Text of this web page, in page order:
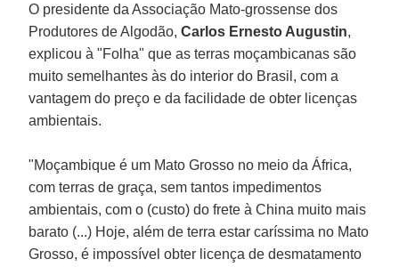
O presidente da Associação Mato-grossense dos
Produtores de Algodão,Carlos Ernesto Augustin,
explicou à "Folha" que as terras moçambicanas são
muito semelhantes às do interior do Brasil, com a
vantagem do preço e da facilidade de obter licenças
ambientais.
"Moçambique é um Mato Grosso no meio da África,
com terras de graça, sem tantos impedimentos
ambientais, com o (custo) do frete à China muito mais
barato (...) Hoje, além de terra estar caríssima no Mato
Grosso, é impossível obter licença de desmatamento